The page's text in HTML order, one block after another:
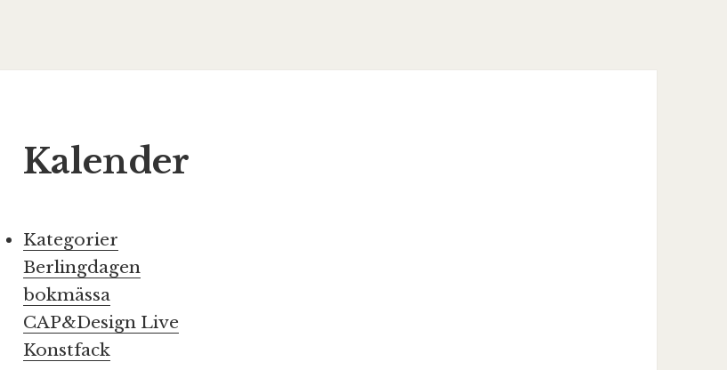
Kalender
Kategorier
Berlingdagen
bokmässa
CAP&Design Live
Konstfack